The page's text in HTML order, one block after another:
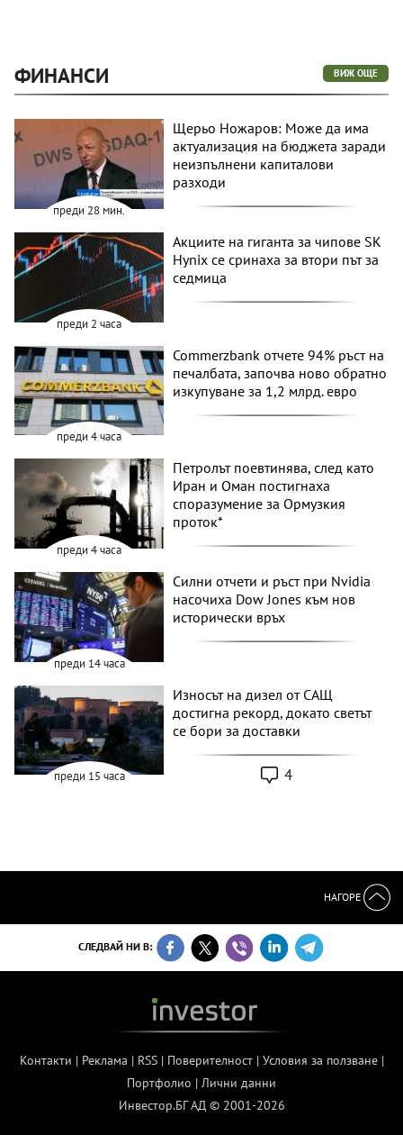
ФИНАНСИ ВИЖ ОЩЕ
преди 28 мин.
Щерьо Ножаров: Може да има
актуализация на бюджета заради
неизпълнени капиталови
разходи
преди 2 часа
Акциите на гиганта за чипове SK
Hynix се сринаха за втори път за
седмица
преди 4 часа
Commerzbank отчете 94% ръст на
печалбата, започва ново обратно
изкупуване за 1,2 млрд. евро
преди 4 часа
Петролът поевтинява, след като
Иран и Оман постигнаха
споразумение за Ормузкия
проток*
преди 14 часа
Силни отчети и ръст при Nvidia
насочиха Dow Jones към нов
исторически връх
преди 15 часа
Износът на дизел от САЩ
достигна рекорд, докато светът
се бори за доставки
4
НАГОРЕ
СЛЕДВАЙ НИ В:
Контакти | Реклама | RSS| Поверителност| Условия за ползване|
Портфолио | Лични данни
Инвестор.БГ АД © 2001-2026